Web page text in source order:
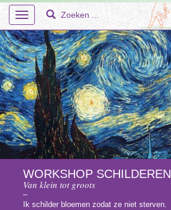
Toggle
navigation
Home
Over Ons
En Meer – Muzische Projecten
WORKSHOP SCHILDEREN
Van klein tot groots
–
Ik schilder bloemen zodat ze niet sterven.